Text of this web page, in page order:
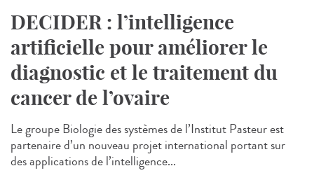
DECIDER : l’intelligence
artificielle pour améliorer le
diagnostic et le traitement du
cancer de l’ovaire
Le groupe Biologie des systèmes de l’Institut Pasteur est
partenaire d’un nouveau projet international portant sur
des applications de l’intelligence...